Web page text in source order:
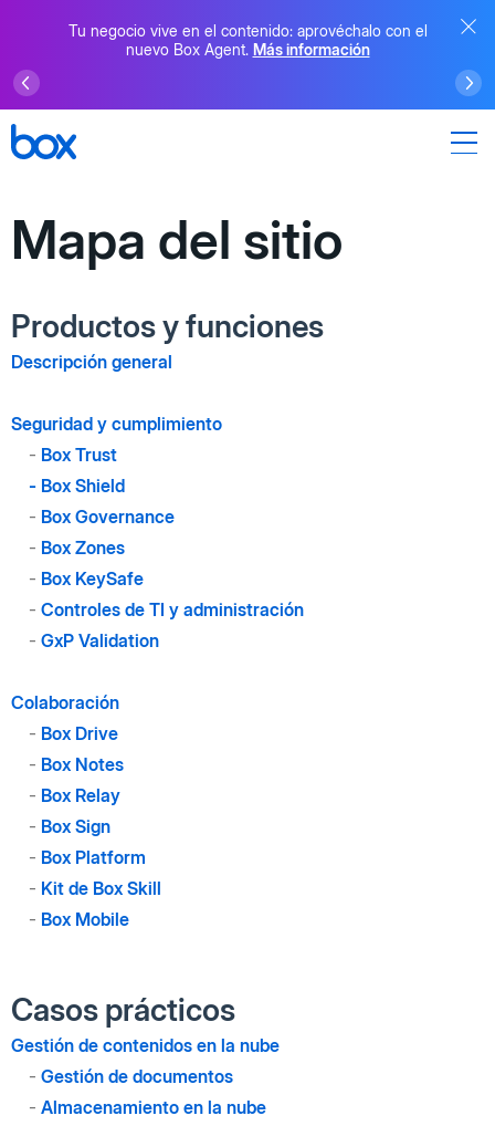
Tu negocio vive en el contenido: aprovéchalo con el
nuevo Box Agent. Más información
Mapa del sitio
Productos y funciones
Descripción general
Seguridad y cumplimiento
- Box Trust
- Box Shield
- Box Governance
- Box Zones
- Box KeySafe
- Controles de TI y administración
- GxP Validation
Colaboración
- Box Drive
- Box Notes
- Box Relay
- Box Sign
- Box Platform
- Kit de Box Skill
- Box Mobile
Casos prácticos
Gestión de contenidos en la nube
- Gestión de documentos
- Almacenamiento en la nube